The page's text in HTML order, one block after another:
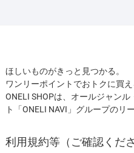
ほしいものがきっと見つかる。
ワンリーポイントでおトクに買え
ONELI SHOPは、オールジャン
ト「ONELI NAVI」グループのリ
利用規約等（ご確認くださ